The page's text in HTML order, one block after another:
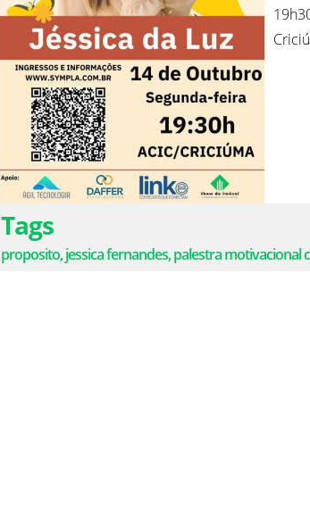
Tags
proposito, jessica fernandes, palestra motivacional